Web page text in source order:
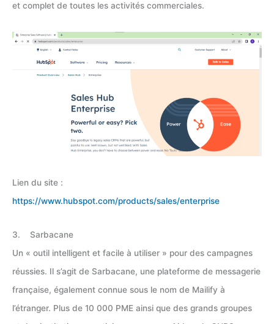
et complet de toutes les activités commerciales.
Lien du site :
https://www.hubspot.com/products/sales/enterprise
3. Sarbacane
Un « outil intelligent et facile à utiliser » pour des campagnes
réussies. Il s’agit de Sarbacane, une plateforme de messagerie
française, également connue sous le nom de Mailify à
l’étranger. Plus de 10 000 PME ainsi que des grands groupes